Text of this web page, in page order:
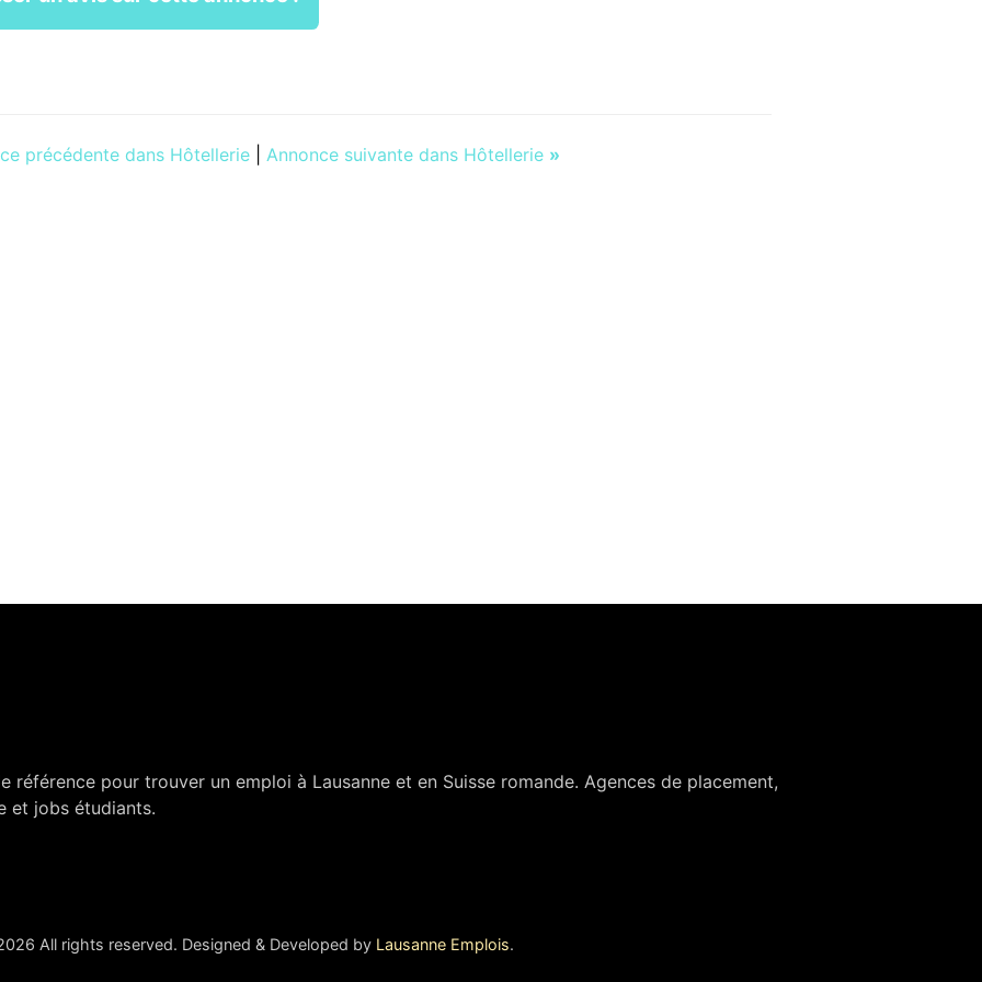
précédente dans Hôtellerie Annonce suivante dans Hôtellerie »
référence pour trouver un emploi à Lausanne et en Suisse romande. Agences de placement,
et jobs étudiants.
All rights reserved. Designed & Developed by Lausanne Emplois.